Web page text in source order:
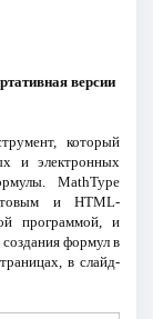
версии
который
и электронных
MathType
и HTML-
программой, и
формул в
в слайд-